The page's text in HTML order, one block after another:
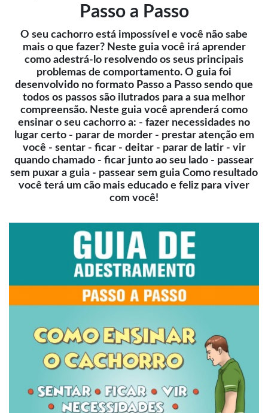
Passo a Passo
O seu cachorro está impossível e você não sabe
mais o que fazer? Neste guia você irá aprender
como adestrá-lo resolvendo os seus principais
problemas de comportamento. O guia foi
desenvolvido no formato Passo a Passo sendo que
todos os passos são ilutrados para a sua melhor
compreensão. Neste guia você aprenderá como
ensinar o seu cachorro a: - fazer necessidades no
lugar certo - parar de morder - prestar atenção em
você - sentar - ficar - deitar - parar de latir - vir
quando chamado - ficar junto ao seu lado - passear
sem puxar a guia - passear sem guia Como resultado
você terá um cão mais educado e feliz para viver
com você!